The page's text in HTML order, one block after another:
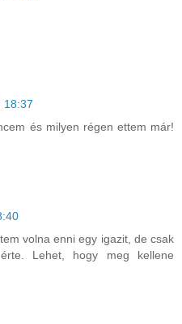
18:37
és milyen régen ettem már!
volna enni egy igazit, de csak
Lehet, hogy meg kellene